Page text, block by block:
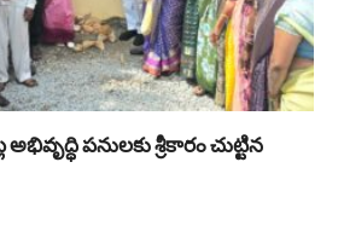
అభివృద్ధి పనులకు శ్రీకారం చుట్టిన